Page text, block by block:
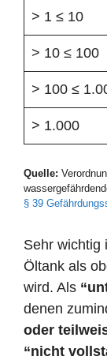
> 1 ≤ 10
> 10 ≤ 100
> 100 ≤
> 1.000
Quelle:
§ 39
Sehr wichtig
Öltank als
wird. Als
denen
oder
“nicht